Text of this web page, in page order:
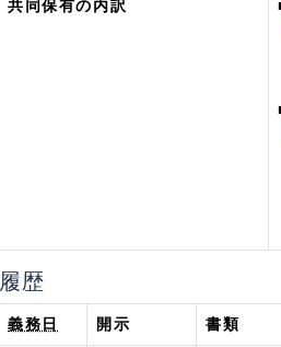
共同保有の内訳
履歴
義務日 開示 書類